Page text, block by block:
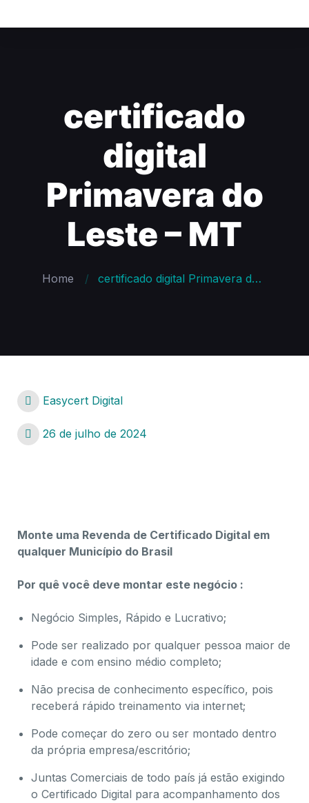
certificado
digital
Primavera do
Leste – MT
Home certificado digital Primavera do Leste – MT
Easycert Digital
26 de julho de 2024
Monte uma Revenda de Certificado Digital em
qualquer Município do Brasil
Por quê você deve montar este negócio :
Negócio Simples, Rápido e Lucrativo;
Pode ser realizado por qualquer pessoa maior de
idade e com ensino médio completo;
Não precisa de conhecimento específico, pois
receberá rápido treinamento via internet;
Pode começar do zero ou ser montado dentro
da própria empresa/escritório;
Juntas Comerciais de todo país já estão exigindo
o Certificado Digital para acompanhamento dos